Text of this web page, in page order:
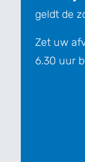
geldt de
Zet uw
6.30 uur